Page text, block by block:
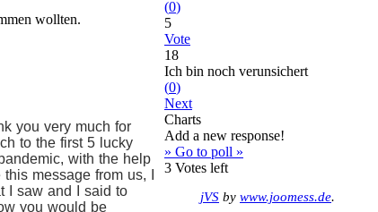
wollten.
you very much for
to the first 5 lucky
with the help
message from us, I
I saw and I said to
you would be
(0)
5
Vote
18
Ich bin noch verunsichert
(0)
Next
Charts
Add a new response!
» Go to poll »
3 Votes left
jVS by www.joomess.de.